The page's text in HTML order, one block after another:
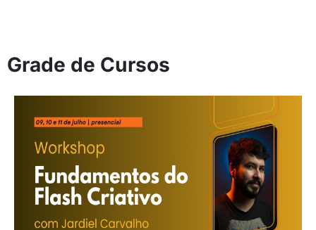
Grade de Cursos